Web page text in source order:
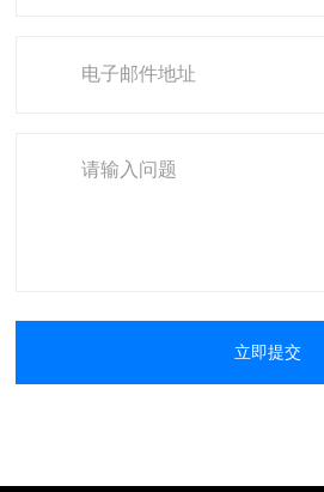
立即提交